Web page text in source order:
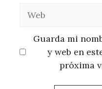
Guarda mi
y web en
próxima